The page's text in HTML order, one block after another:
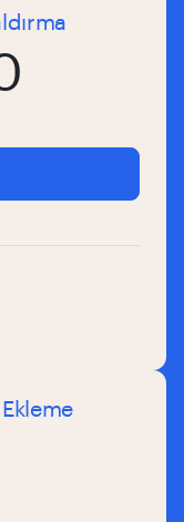
Ekleme